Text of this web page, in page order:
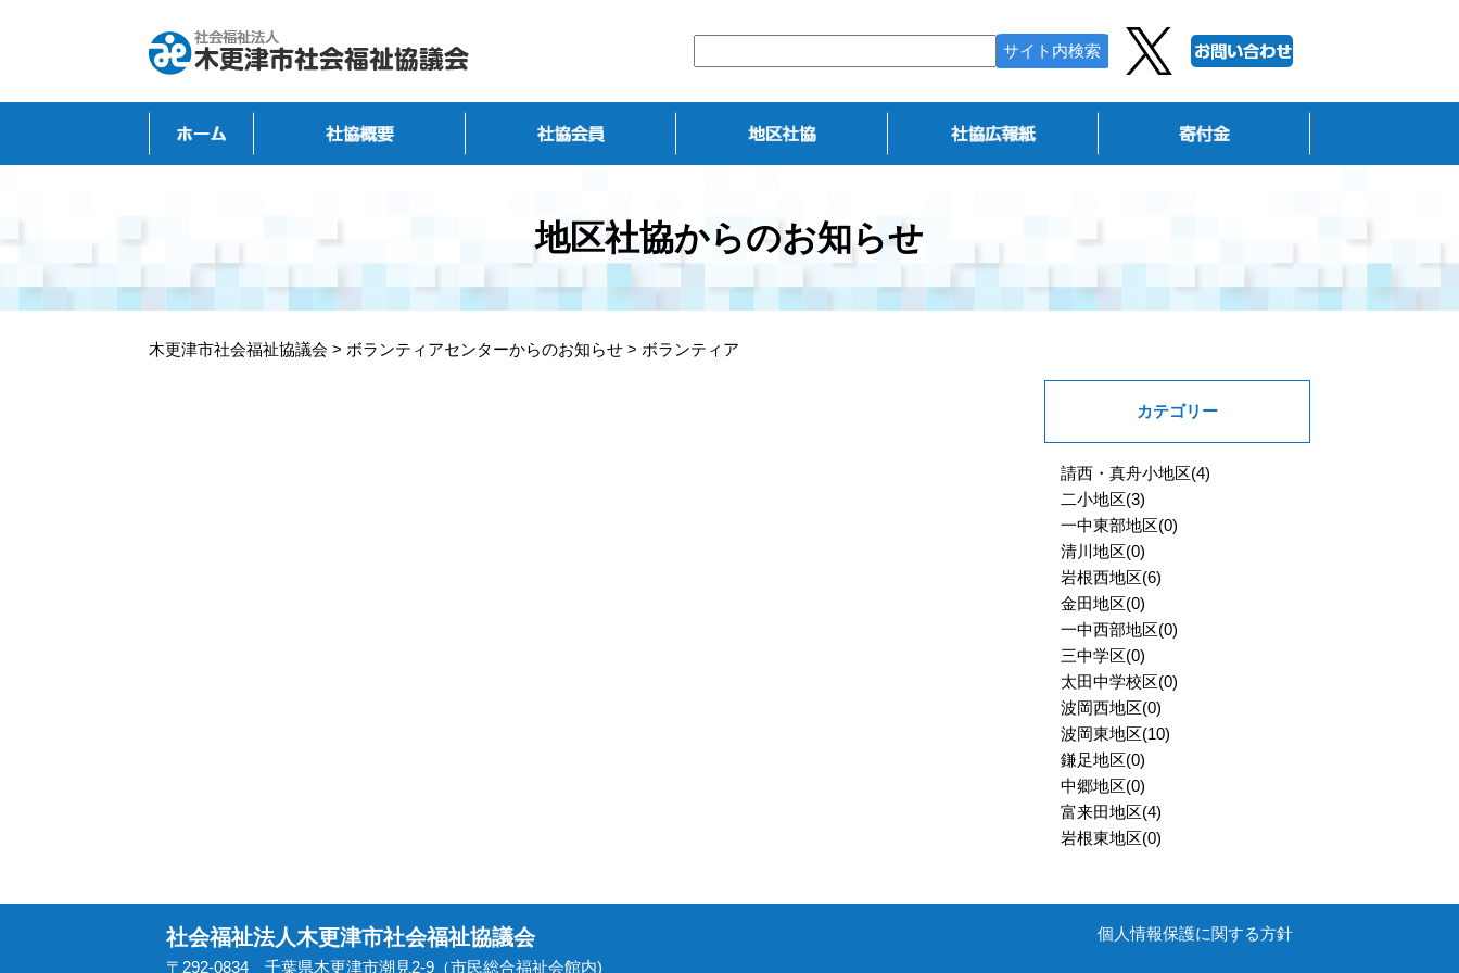
地区社協からのお知らせ
木更津市社会福祉協議会 > ボランティアセンターからのお知らせ > ボランティア
カテゴリー
請西・真舟小地区(4)
二小地区(3)
一中東部地区(0)
清川地区(0)
岩根西地区(6)
金田地区(0)
一中西部地区(0)
三中学区(0)
太田中学校区(0)
波岡西地区(0)
波岡東地区(10)
鎌足地区(0)
中郷地区(0)
富来田地区(4)
岩根東地区(0)
社会福祉法人木更津市社会福祉協議会
〒292-0834 千葉県木更津市潮見2-9（市民総合福祉会館内)
個人情報保護に関する方針